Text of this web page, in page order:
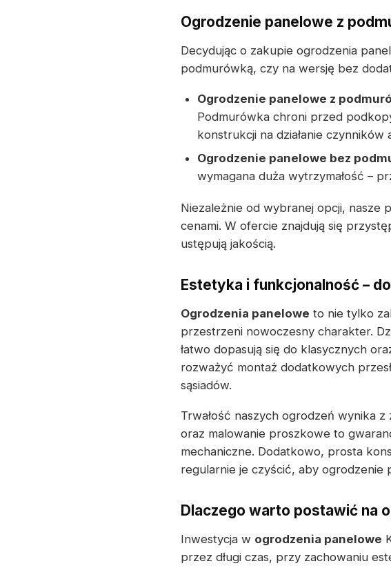
Ogrodzenie panelowe z
Decydując o zakupie ogrodzenia
podmurówką, czy na wersję bez
Ogrodzenie panelowe z
Podmurówka chroni przed
konstrukcji na działanie czynników
Ogrodzenie panelowe bez
wymagana duża wytrzymałość –
Niezależnie od wybranej opcji, nasze
cenami. W ofercie znajdują się
ustępują jakością.
Estetyka i funkcjonalność –
Ogrodzenia panelowe to nie tylko
przestrzeni nowoczesny charakter.
łatwo dopasują się do klasycznych
rozważyć montaż dodatkowych
sąsiadów.
Trwałość naszych ogrodzeń wynika
oraz malowanie proszkowe to
mechaniczne. Dodatkowo, prosta
regularnie je czyścić, aby ogrodzenie
Dlaczego warto postawić na
Inwestycja w ogrodzenia panelowe
przez długi czas, przy zachowaniu